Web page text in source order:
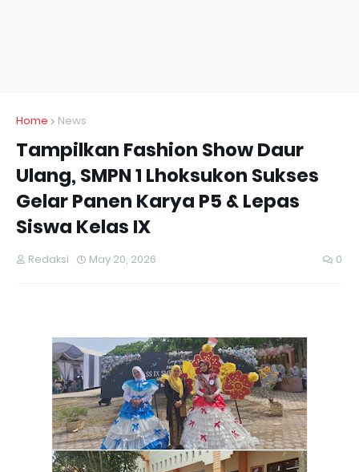
Home News
Tampilkan Fashion Show Daur
Ulang, SMPN 1 Lhoksukon Sukses
Gelar Panen Karya P5 & Lepas
Siswa Kelas IX
Redaksi May 20, 2026 0